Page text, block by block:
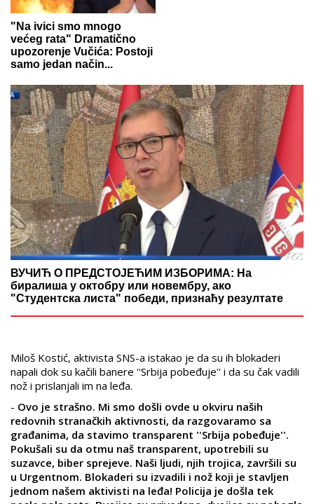
"Na ivici smo mnogo
većeg rata" Dramatično
upozorenje Vučića: Postoji
samo jedan način...
ВУЧИЋ О ПРЕДСТОЈЕЋИМ ИЗБОРИМА: На
биралиша у октобру или новембру, ако
"Студентска листа" победи, признаћу резултате
Miloš Kostić, aktivista SNS-a istakao je da su ih blokaderi
napali dok su kačili banere ''Srbija pobeđuje'' i da su čak vadili
nož i prislanjali im na leđa.
- Ovo je strašno. Mi smo došli ovde u okviru naših
redovnih stranačkih aktivnosti, da razgovaramo sa
građanima, da stavimo transparent ''Srbija pobeđuje''.
Pokušali su da otmu naš transparent, upotrebili su
suzavce, biber sprejeve. Naši ljudi, njih trojica, završili su
u Urgentnom. Blokaderi su izvadili i nož koji je stavljen
jednom našem aktivisti na leđa! Policija je došla tek